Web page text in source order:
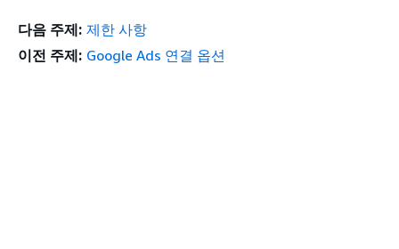
다음 주제: 제한 사항
이전 주제: Google Ads 연결 옵션